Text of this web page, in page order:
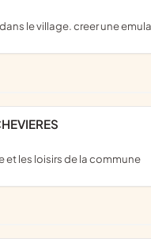
le village. creer une
et les loisirs de la commune